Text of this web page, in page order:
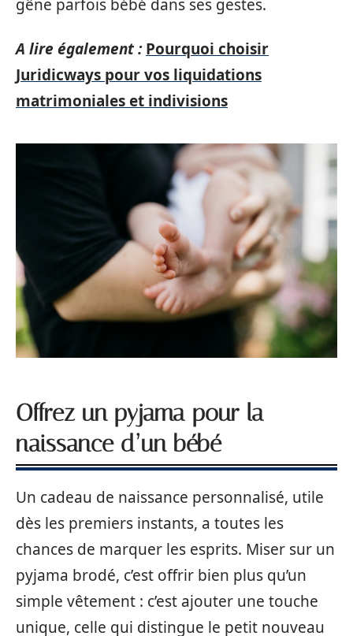
gêne parfois bébé dans ses gestes.
A lire également : Pourquoi choisir
Juridicways pour vos liquidations
matrimoniales et indivisions
Offrez un pyjama pour la
naissance d’un bébé
Un cadeau de naissance personnalisé, utile
dès les premiers instants, a toutes les
chances de marquer les esprits. Miser sur un
pyjama brodé, c’est offrir bien plus qu’un
simple vêtement : c’est ajouter une touche
unique, celle qui distingue le petit nouveau